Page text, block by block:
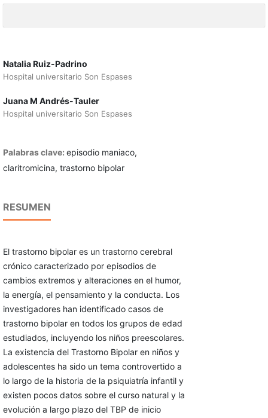
Natalia Ruiz-Padrino
Hospital universitario Son Espases
Juana M Andrés-Tauler
Hospital universitario Son Espases
Palabras clave: episodio maniaco,
claritromicina, trastorno bipolar
RESUMEN
El trastorno bipolar es un trastorno cerebral
crónico caracterizado por episodios de
cambios extremos y alteraciones en el humor,
la energía, el pensamiento y la conducta. Los
investigadores han identificado casos de
trastorno bipolar en todos los grupos de edad
estudiados, incluyendo los niños preescolares.
La existencia del Trastorno Bipolar en niños y
adolescentes ha sido un tema controvertido a
lo largo de la historia de la psiquiatría infantil y
existen pocos datos sobre el curso natural y la
evolución a largo plazo del TBP de inicio